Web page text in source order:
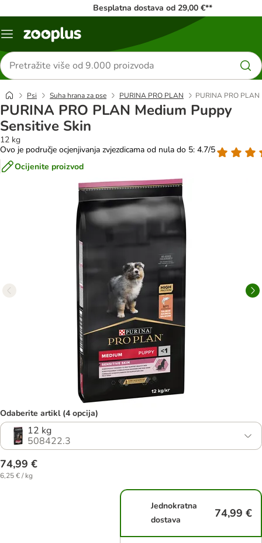
Besplatna dostava od 29,00 €**
Izbornik
Traži
proizvode
Psi Suha hrana za pse PURINA PRO PLAN PURINA PRO
PURINA PRO PLAN Medium Puppy
Sensitive Skin
12 kg
Ovo je područje ocjenjivanja zvjezdicama od nula do 5: 4.7/5
Ocijenite proizvod
Odaberite artikl (4 opcija)
12 kg
508422.3
74,99 €
6,25 € / kg
Jednokratna
dostava
74,99 €